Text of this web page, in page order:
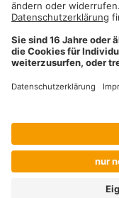
AGB und
Dehner
Cookie-
Dehner
09090 / 77
Fax09090 / 77 73 91
agrar@dehner.de